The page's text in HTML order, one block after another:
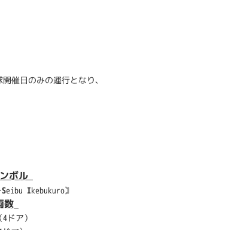
催日のみの運行となり、
ボル
Seibu Ikebukuro〙
数
（4ドア）